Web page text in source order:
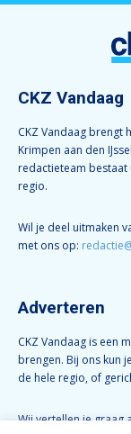
CKZ Vandaag
CKZ Vandaag brengt
Krimpen aan den
redactieteam bestaat
regio.
Wil je deel uitmaken
met ons op:
Adverteren
CKZ Vandaag is een
brengen. Bij ons kun
de hele regio, of
Wij vertellen je graag